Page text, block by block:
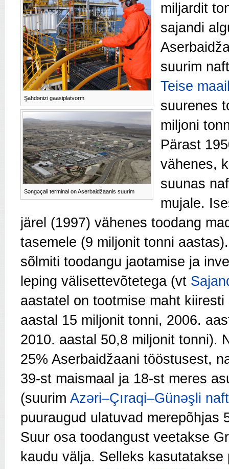
Şahdənizi gaasiplatvorm
Səngəçali terminal on Aserbaidžaanis suurim
miljardit
sajandi
suurim
Teise
suurenes
miljoni
Pärast
vähenes,
suunas
mujale.
järel (1997) vähenes toodang
tasemele (9 miljonit tonni
sõlmiti toodangu jaotamise ja
leping välisettevõtetega (vt
aastatel on tootmise maht
aastal 15 miljonit tonni, 2006.
2010. aastal 50,8 miljonit tonni).
25% Aserbaidžaani tööstusest,
39-st maismaal ja 18-st meres
(suurim Azəri–Çıraqi–Günəşli
puuraugud ulatuvad merepõhjas
Suur osa toodangust veetakse
kaudu välja. Selleks kasutatakse